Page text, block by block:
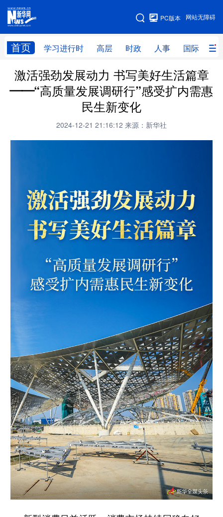
网站无障碍
PC版本
首页 学习进行时 高层 时政 人事 国际 财
网站地图
学习进行时 高层 时政 人事
财经 网评 港澳
法律 中央文件 金融 汽车
食品 人居 信息化 数字经济
学术中国 乡村振兴 银龄 溯源中国
旅游 能源
彩票 娱乐 时尚 悦读
上市公司
文化产业
地方频道
北京 天津 河北 山西
辽宁 吉林 上海 江苏
浙江 安徽 福建 江西
山东 河南 湖北 湖南
广东 广西 海南 重庆
四川 贵州 云南 西藏
激活强劲发展动力 书写美好生活篇章
——“高质量发展调研行”感受扩内需惠
民生新变化
2024-12-21 21:16:12 来源：新华社